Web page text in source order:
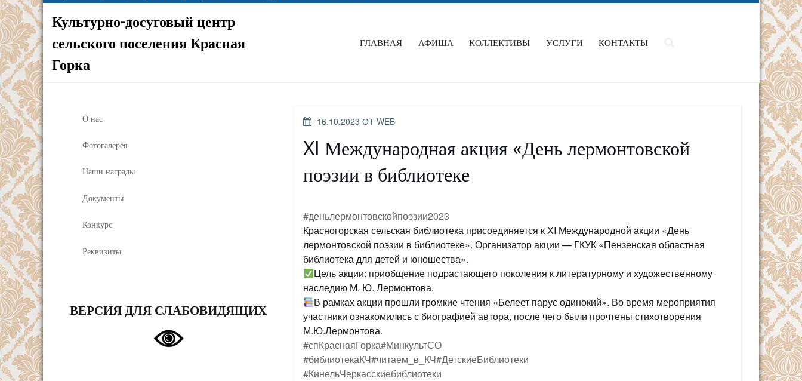
Культурно-досуговый центр
сельского поселения Красная
Горка
ГЛАВНАЯ АФИША КОЛЛЕКТИВЫ УСЛУГИ КОНТАКТЫ
О нас
Фотогалерея
Наши награды
Документы
Конкурс
Реквизиты
ВЕРСИЯ ДЛЯ СЛАБОВИДЯЩИХ
ОПУБЛИКОВАНО
16.10.2023 ОТ WEB
XI Международная акция «День лермонтовской
поэзии в библиотеке
#деньлермонтовскойпоэзии2023
Красногорская сельская библиотека присоединяется к XI Международной акции «День
лермонтовской поэзии в библиотеке». Организатор акции — ГКУК «Пензенская областная
библиотека для детей и юношества».
Цель акции: приобщение подрастающего поколения к литературному и художественному
наследию М. Ю. Лермонтова.
В рамках акции прошли громкие чтения «Белеет парус одинокий». Во время мероприятия
участники ознакомились с биографией автора, после чего были прочтены стихотворения
М.Ю.Лермонтова.
#спКраснаяГорка#МинкультСО
#библиотекаКЧ#читаем_в_КЧ#ДетскиеБиблиотеки
#КинельЧеркасскиебиблиотеки